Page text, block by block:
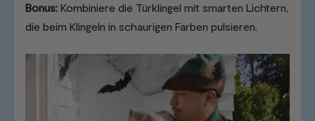
Bonus: Kombiniere die Türklingel mit smarten Lichtern,
die beim Klingeln in schaurigen Farben pulsieren.